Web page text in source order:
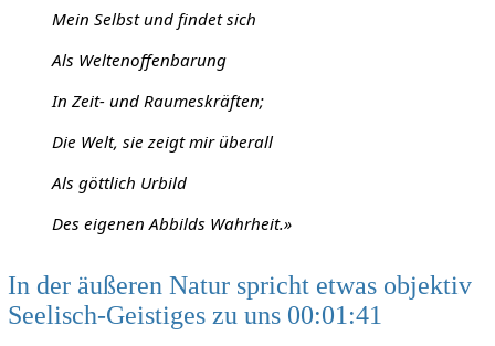
Mein Selbst und findet sich
Als Weltenoffenbarung
In Zeit- und Raumeskräften;
Die Welt, sie zeigt mir überall
Als göttlich Urbild
Des eigenen Abbilds Wahrheit.»
In der äußeren Natur spricht etwas objektiv
Seelisch-Geistiges zu uns 00:01:41